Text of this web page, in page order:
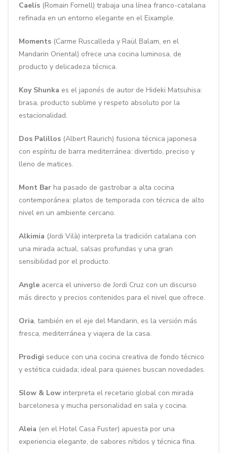
Caelis (Romain Fornell) trabaja una línea franco-catalana
refinada en un entorno elegante en el Eixample.
Moments (Carme Ruscalleda y Raül Balam, en el
Mandarin Oriental) ofrece una cocina luminosa, de
producto y delicadeza técnica.
Koy Shunka es el japonés de autor de Hideki Matsuhisa:
brasa, producto sublime y respeto absoluto por la
estacionalidad.
Dos Palillos (Albert Raurich) fusiona técnica japonesa
con espíritu de barra mediterránea: divertido, preciso y
lleno de matices.
Mont Bar ha pasado de gastrobar a alta cocina
contemporánea: platos de temporada con técnica de alto
nivel en un ambiente cercano.
Alkimia (Jordi Vilà) interpreta la tradición catalana con
una mirada actual, salsas profundas y una gran
sensibilidad por el producto.
Angle acerca el universo de Jordi Cruz con un discurso
más directo y precios contenidos para el nivel que ofrece.
Oria, también en el eje del Mandarin, es la versión más
fresca, mediterránea y viajera de la casa.
Prodigi seduce con una cocina creativa de fondo técnico
y estética cuidada; ideal para quienes buscan novedades.
Slow & Low interpreta el recetario global con mirada
barcelonesa y mucha personalidad en sala y cocina.
Aleia (en el Hotel Casa Fuster) apuesta por una
experiencia elegante, de sabores nítidos y técnica fina.